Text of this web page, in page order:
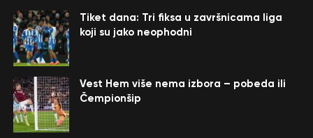
Tiket dana: Tri fiksa u završnicama liga
koji su jako neophodni
Vest Hem više nema izbora – pobeda ili
Čempionšip